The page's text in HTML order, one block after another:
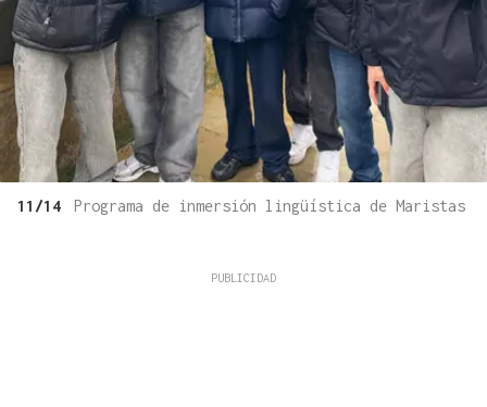
11/14 Programa de inmersión lingüística de Maristas